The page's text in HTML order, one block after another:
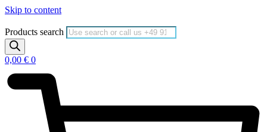
Skip to content
Products search
0,00 € 0